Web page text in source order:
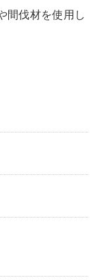
間伐材を使用し